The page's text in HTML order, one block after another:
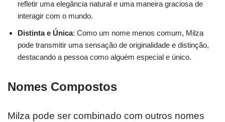
refletir uma elegância natural e uma maneira graciosa de
interagir com o mundo.
Distinta e Única: Como um nome menos comum, Milza
pode transmitir uma sensação de originalidade e distinção,
destacando a pessoa como alguém especial e único.
Nomes Compostos
Milza pode ser combinado com outros nomes